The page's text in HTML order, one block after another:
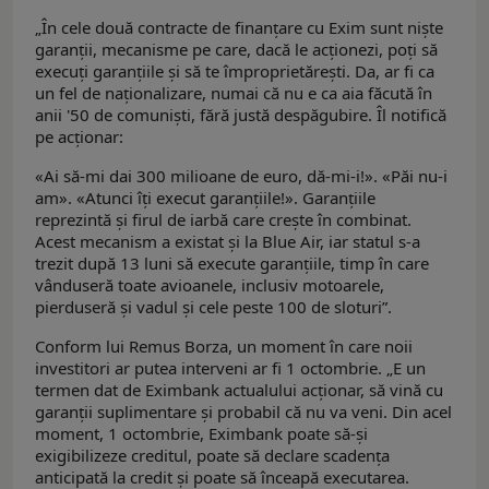
„În cele două contracte de finanțare cu Exim sunt niște
garanții, mecanisme pe care, dacă le acționezi, poți să
execuți garanțiile și să te împroprietărești. Da, ar fi ca
un fel de naționalizare, numai că nu e ca aia făcută în
anii '50 de comuniști, fără justă despăgubire. Îl notifică
pe acționar:
«Ai să-mi dai 300 milioane de euro, dă-mi-i!». «Păi nu-i
am». «Atunci îți execut garanțiile!». Garanțiile
reprezintă și firul de iarbă care crește în combinat.
Acest mecanism a existat și la Blue Air, iar statul s-a
trezit după 13 luni să execute garanțiile, timp în care
vânduseră toate avioanele, inclusiv motoarele,
pierduseră și vadul și cele peste 100 de sloturi”.
Conform lui Remus Borza, un moment în care noii
investitori ar putea interveni ar fi 1 octombrie. „E un
termen dat de Eximbank actualului acționar, să vină cu
garanții suplimentare și probabil că nu va veni. Din acel
moment, 1 octombrie, Eximbank poate să-și
exigibilizeze creditul, poate să declare scadența
anticipată la credit și poate să înceapă executarea.